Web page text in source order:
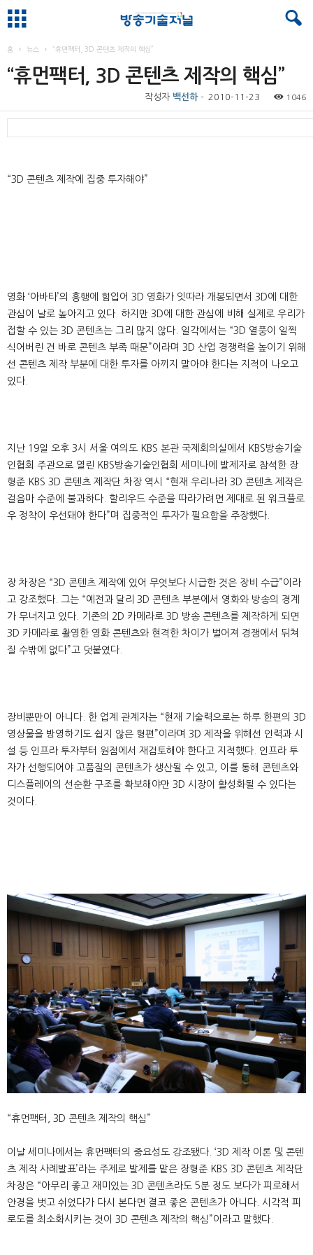
홈 뉴스 “휴먼팩터, 3D 콘텐츠 제작의 핵심”
“휴먼팩터, 3D 콘텐츠 제작의 핵심”
작성자 백선하 - 2010-11-23 1046
“3D 콘텐츠 제작에 집중 투자해야”
영화 ‘아바타’의 흥행에 힘입어 3D 영화가 잇따라 개봉되면서 3D에 대한
관심이 날로 높아지고 있다. 하지만 3D에 대한 관심에 비해 실제로 우리가
접할 수 있는 3D 콘텐츠는 그리 많지 않다. 일각에서는 “3D 열풍이 일찍
식어버린 건 바로 콘텐츠 부족 때문”이라며 3D 산업 경쟁력을 높이기 위해
선 콘텐츠 제작 부분에 대한 투자를 아끼지 말아야 한다는 지적이 나오고
있다.
지난 19일 오후 3시 서울 여의도 KBS 본관 국제회의실에서 KBS방송기술
인협회 주관으로 열린 KBS방송기술인협회 세미나에 발제자로 참석한 장
형준 KBS 3D 콘텐츠 제작단 차장 역시 “현재 우리나라 3D 콘텐츠 제작은
걸음마 수준에 불과하다. 할리우드 수준을 따라가려면 제대로 된 워크플로
우 정착이 우선돼야 한다”며 집중적인 투자가 필요함을 주장했다.
장 차장은 “3D 콘텐츠 제작에 있어 무엇보다 시급한 것은 장비 수급”이라
고 강조했다. 그는 “예전과 달리 3D 콘텐츠 부분에서 영화와 방송의 경계
가 무너지고 있다. 기존의 2D 카메라로 3D 방송 콘텐츠를 제작하게 되면
3D 카메라로 촬영한 영화 콘텐츠와 현격한 차이가 벌어져 경쟁에서 뒤쳐
질 수밖에 없다”고 덧붙였다.
장비뿐만이 아니다. 한 업계 관계자는 “현재 기술력으로는 하루 한편의 3D
영상물을 방영하기도 쉽지 않은 형편”이라며 3D 제작을 위해선 인력과 시
설 등 인프라 투자부터 원점에서 재검토해야 한다고 지적했다. 인프라 투
자가 선행되어야 고품질의 콘텐츠가 생산될 수 있고, 이를 통해 콘텐츠와
디스플레이의 선순환 구조를 확보해야만 3D 시장이 활성화될 수 있다는
것이다.
“휴먼팩터, 3D 콘텐츠 제작의 핵심”
이날 세미나에서는 휴먼팩터의 중요성도 강조됐다. ‘3D 제작 이론 및 콘텐
츠 제작 사례발표’라는 주제로 발제를 맡은 장형준 KBS 3D 콘텐츠 제작단
차장은 “아무리 좋고 재미있는 3D 콘텐츠라도 5분 정도 보다가 피로해서
안경을 벗고 쉬었다가 다시 본다면 결코 좋은 콘텐츠가 아니다. 시각적 피
로도를 최소화시키는 것이 3D 콘텐츠 제작의 핵심”이라고 말했다.